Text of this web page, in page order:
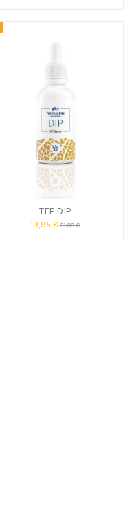
TFP DIP
19,95 €21,00 €